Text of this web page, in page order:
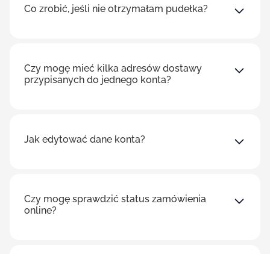
Co zrobić, jeśli nie otrzymałam pudełka?
Czy mogę mieć kilka adresów dostawy
przypisanych do jednego konta?
Jak edytować dane konta?
Czy mogę sprawdzić status zamówienia
online?